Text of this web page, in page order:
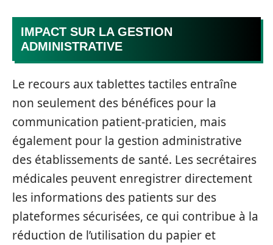
IMPACT SUR LA GESTION
ADMINISTRATIVE
Le recours aux tablettes tactiles entraîne
non seulement des bénéfices pour la
communication patient-praticien, mais
également pour la gestion administrative
des établissements de santé. Les secrétaires
médicales peuvent enregistrer directement
les informations des patients sur des
plateformes sécurisées, ce qui contribue à la
réduction de l’utilisation du papier et